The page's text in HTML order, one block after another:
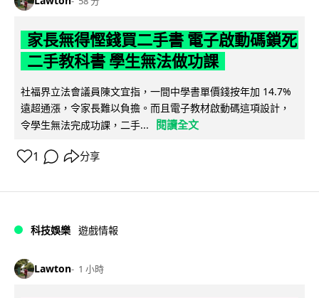
家長無得慳錢買二手書 電子啟動碼鎖死
二手教科書 學生無法做功課
社福界立法會議員陳文宜指，一間中學書單價錢按年加 14.7%
遠超通漲，令家長難以負擔。而且電子教材啟動碼這項設計，
令學生無法完成功課，二手...
閱讀全文
1 分享
科技娛樂 遊戲情報
Lawton 1 小時